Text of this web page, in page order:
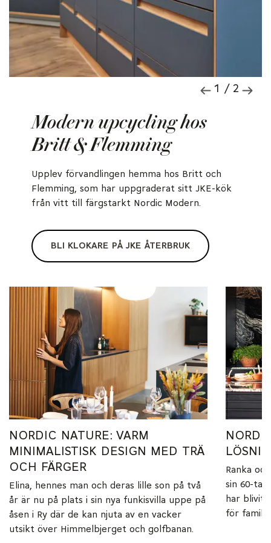
1 / 2
Modern upcycling hos
Britt & Flemming
Upplev förvandlingen hemma hos Britt och
Flemming, som har uppgraderat sitt JKE-kök
från vitt till färgstarkt Nordic Modern.
BLI KLOKARE PÅ JKE ÅTERBRUK
NORDIC NATURE: VARM
MINIMALISTISK DESIGN MED TRÄ
OCH FÄRGER
Elina, hennes man och deras lille son på två
år är nu på plats i sin nya funkisvilla uppe på
åsen i Ry där de kan njuta av en vacker
utsikt över Himmelbjerget och golfbanan.
Ranka
sin 60-
har blivit
för familj